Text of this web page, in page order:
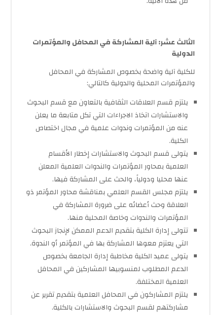
الثالث عشر: آلية المشاركة في المحافل والمؤتمرات
الدولية
للكلية آلية واضحة بخصوص المشاركة في المحافل
والمؤتمرات المحلية والدولية كالتالي:
يلتزم قسم العلاقات الثقافية بالتعاون مع قسم البحوث
والاستشارات اتخاذ الاجراءات التي تكل متابعة ما يعلن
عنه من المؤتمرات وندوات علمية في مجال اختصاص
الكلية.
يتولى قسم البحوث والاستشارات إخطار الأقسام
العلمية بمحاور المؤتمرات والندوات العلمية المعلن
عنها محليا ودولياً، والحث على المشاركة فيها.
يلتزم مجلس القسم العلمي بمناقشة محاور المؤتمر ذو
العلاقة وحث أعضائه على ضرورة المشاركة في
المؤتمرات والندوات وخاصة المحلية منها.
تتولى إدارة الكلية بتقديم الدعم الممكن لإنجاز البحوث
التي يعتزم معوها المشاركة بها في المؤتمر أو الندوة.
يتولى عميد الكلية مخاطبة إدارة الجامعة بخصوص
الدعم المطلوب لمنسوبيها المشاركين في المحافل
العلمية المختلفة.
يلتزم المشاركون في المحافل العلمية بتقديم تقرير عن
مشاركتهم لقسم البحوث والاستشارات بالكلية.